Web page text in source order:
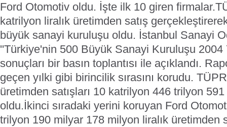
Ford Otomotiv oldu. İşte ilk 10 giren firmalar.
katrilyon liralık üretimden satış
büyük sanayi kuruluşu oldu. İstanbul Sanayi
''Türkiye'nin 500 Büyük Sanayi Kuruluşu 2004
sonuçları bir basın toplantısı ile açıklandı.
geçen yılki gibi birincilik sırasını korudu.
üretimden satışları 10 katrilyon 446 trilyon
oldu.İkinci sıradaki yerini koruyan Ford
trilyon 190 milyar 178 milyon liralık üretimden